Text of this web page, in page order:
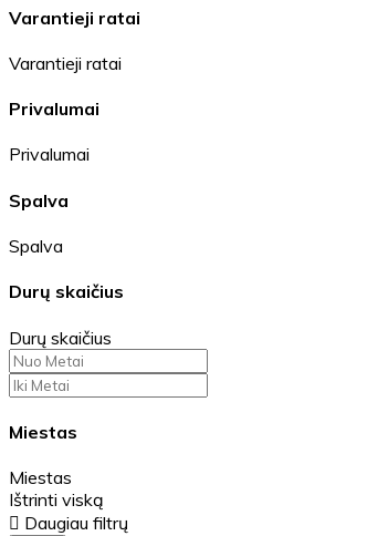
Varantieji ratai
Varantieji ratai
Privalumai
Privalumai
Spalva
Spalva
Durų skaičius
Durų skaičius
Miestas
Miestas
Ištrinti viską
Daugiau filtrų